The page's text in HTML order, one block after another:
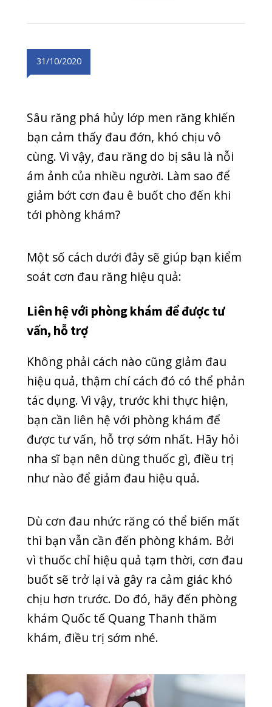
bạn cảm thấy đau đớn, khó chịu vô
ám ảnh của nhiều người. Làm sao để
giảm bớt cơn đau ê buốt cho đến khi
Một số cách dưới đây sẽ giúp bạn kiểm
soát cơn đau răng hiệu quả:
Liên hệ với phòng khám để được tư
vấn, hỗ trợ
Không phải cách nào cũng giảm đau
bạn cần liên hệ với phòng khám để
được tư vấn, hỗ trợ sớm nhất. Hãy hỏi
như nào để giảm đau hiệu quả.
thì bạn vẫn cần đến phòng khám. Bởi
vì thuốc chỉ hiệu quả tạm thời, cơn đau
buốt sẽ trở lại và gây ra cảm giác khó
chịu hơn trước. Do đó, hãy đến phòng
khám Quốc tế Quang Thanh thăm
khám, điều trị sớm nhé.
Tránh thức ăn, đồ uống quá nóng hoặc
quá lạnh
kinh bị lộ ra. Răng trở nên nhạy cảm
hơn trước. Do đó, uống đồ quá nóng